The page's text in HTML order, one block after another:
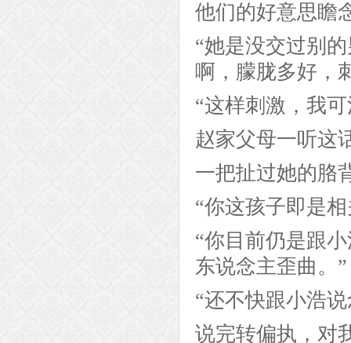
他们的好意思瞻
“她是没交过别
啊，朦胧多好，
“这样刺激，我
赵家父母一听这
一把扯过她的胳
“你这孩子即是
“你目前仍是跟
东说念主歪曲。”
“还不快跟小浩
说完转偏执，对